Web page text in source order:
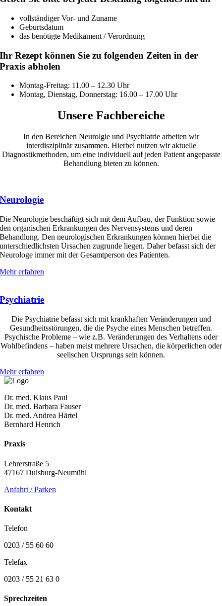
vollständiger Vor- und Zuname
Geburtsdatum
das benötigte Medikament / Verordnung
Ihr Rezept können Sie zu folgenden Zeiten in der
Praxis abholen
Montag-Freitag: 11.00 – 12.30 Uhr
Montag, Dienstag, Donnerstag: 16.00 – 17.00 Uhr
Unsere Fachbereiche
In den Bereichen Neurolgie und Psychiatrie arbeiten wir
interdisziplinär zusammen. Hierbei nutzen wir aktuelle
Diagnostikmethoden, um eine individuell auf jeden Patient angepasste
Behandlung bieten zu können.
Neurologie
Die Neurologie beschäftigt sich mit dem Aufbau, der Funktion sowie
den organischen Erkrankungen des Nervensystems und deren
Behandlung. Den neurologischen Erkrankungen können hierbei die
unterschiedlichsten Ursachen zugrunde liegen. Daher befasst sich der
Neurologe immer mit der Gesamtperson des Patienten.
Mehr erfahren
Psychiatrie
Die Psychiatrie befasst sich mit krankhaften Veränderungen und
Gesundheitsstörungen, die die Psyche eines Menschen betreffen.
Psychische Probleme – wie z.B. Veränderungen des Verhaltens oder
Wohlbefindens – haben meist mehrere Ursachen, die körperlichen oder
seelischen Ursprungs sein können.
Mehr erfahren
Dr. med. Klaus Paul
Dr. med. Barbara Fauser
Dr. med. Andrea Härtel
Bernhard Henrich
Praxis
Lehrerstraße 5
47167 Duisburg-Neumühl
Anfahrt / Parken
Kontakt
Telefon
0203 / 55 60 60
Telefax
0203 / 55 21 63 0
Sprechzeiten